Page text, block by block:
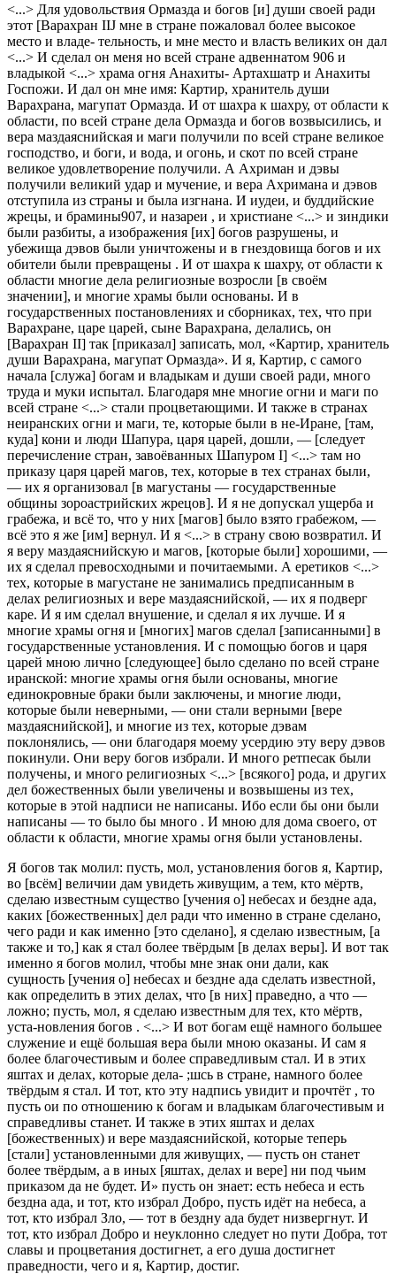
<...> Для удовольствия Ормазда и богов [и] души своей ради
этот [Варахран IIJ мне в стране пожаловал более высокое
место и владе- тельность, и мне место и власть великих он дал
<...> И сделал он меня но всей стране адвеннатом 906 и
владыкой <...> храма огня Анахиты- Артахшатр и Анахиты
Госпожи. И дал он мне имя: Картир, хранитель души
Варахрана, магупат Ормазда. И от шахра к шахру, от области к
области, по всей стране дела Ормазда и богов возвысились, и
вера маздаяснийская и маги получили по всей стране великое
господство, и боги, и вода, и огонь, и скот по всей стране
великое удовлетворение получили. А Ахриман и дэвы
получили великий удар и мучение, и вера Ахримана и дэвов
отступила из страны и была изгнана. И иудеи, и буддийские
жрецы, и брамины907, и назареи , и христиане <...> и зиндики
были разбиты, а изображения [их] богов разрушены, и
убежища дэвов были уничтожены и в гнездовища богов и их
обители были превращены . И от шахра к шахру, от области к
области многие дела религиозные возросли [в своём
значении], и многие храмы были основаны. И в
государственных постановлениях и сборниках, тех, что при
Варахране, царе царей, сыне Варахрана, делались, он
[Варахран II] так [приказал] записать, мол, «Картир, хранитель
души Варахрана, магупат Ормазда». И я, Картир, с самого
начала [служа] богам и владыкам и души своей ради, много
труда и муки испытал. Благодаря мне многие огни и маги по
всей стране <...> стали процветающими. И также в странах
неиранских огни и маги, те, которые были в не-Иране, [там,
куда] кони и люди Шапура, царя царей, дошли, — [следует
перечисление стран, завоёванных Шапуром I] <...> там но
приказу царя царей магов, тех, которые в тех странах были,
— их я организовал [в магустаны — государственные
общины зороастрийских жрецов]. И я не допускал ущерба и
грабежа, и всё то, что у них [магов] было взято грабежом, —
всё это я же [им] вернул. И я <...> в страну свою возвратил. И
я веру маздаяснийскую и магов, [которые были] хорошими, —
их я сделал превосходными и почитаемыми. А еретиков <...>
тех, которые в магустане не занимались предписанным в
делах религиозных и вере маздаяснийской, — их я подверг
каре. И я им сделал внушение, и сделал я их лучше. И я
многие храмы огня и [многих] магов сделал [записанными] в
государственные установления. И с помощью богов и царя
царей мною лично [следующее] было сделано по всей стране
иранской: многие храмы огня были основаны, многие
единокровные браки были заключены, и многие люди,
которые были неверными, — они стали верными [вере
маздаяснийской], и многие из тех, которые дэвам
поклонялись, — они благодаря моему усердию эту веру дэвов
покинули. Они веру богов избрали. И много ретпесак были
получены, и много религиозных <...> [всякого] рода, и других
дел божественных были увеличены и возвышены из тех,
которые в этой надписи не написаны. Ибо если бы они были
написаны — то было бы много . И мною для дома своего, от
области к области, многие храмы огня были установлены.
Я богов так молил: пусть, мол, установления богов я, Картир,
во [всём] величии дам увидеть живущим, а тем, кто мёртв,
сделаю известным существо [учения о] небесах и бездне ада,
каких [божественных] дел ради что именно в стране сделано,
чего ради и как именно [это сделано], я сделаю известным, [а
также и то,] как я стал более твёрдым [в делах веры]. И вот так
именно я богов молил, чтобы мне знак они дали, как
сущность [учения о] небесах и бездне ада сделать известной,
как определить в этих делах, что [в них] праведно, а что —
ложно; пусть, мол, я сделаю известным для тех, кто мёртв,
уста-новления богов . <...> И вот богам ещё намного большее
служение и ещё большая вера были мною оказаны. И сам я
более благочестивым и более справедливым стал. И в этих
яштах и делах, которые дела- ;шсь в стране, намного более
твёрдым я стал. И тот, кто эту надпись увидит и прочтёт , то
пусть ои по отношению к богам и владыкам благочестивым и
справедливы станет. И также в этих яштах и делах
[божественных) и вере маздаяснийской, которые теперь
[стали] установленными для живущих, — пусть он станет
более твёрдым, а в иных [яштах, делах и вере] ни под чьим
приказом да не будет. И» пусть он знает: есть небеса и есть
бездна ада, и тот, кто избрал Добро, пусть идёт на небеса, а
тот, кто избрал Зло, — тот в бездну ада будет низвергнут. И
тот, кто избрал Добро и неуклонно следует но пути Добра, тот
славы и процветания достигнет, а его душа достигнет
праведности, чего и я, Картир, достиг.